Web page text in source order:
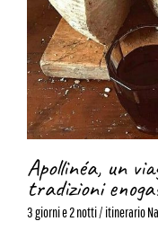
sentieri e
Apollinéa, un
tradizioni
3 giorni e 2 notti / itinerario